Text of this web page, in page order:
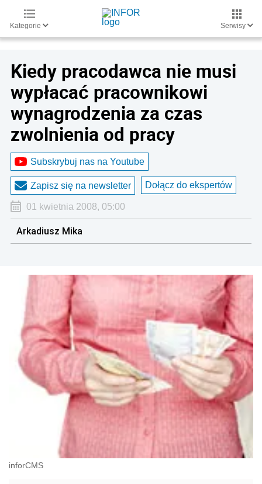
Kategorie Serwisy
Kiedy pracodawca nie musi
wypłacać pracownikowi
wynagrodzenia za czas
zwolnienia od pracy
Subskrybuj nas na Youtube
Zapisz się na newsletter Dołącz do ekspertów
01 kwietnia 2008, 05:00
Arkadiusz Mika
inforCMS